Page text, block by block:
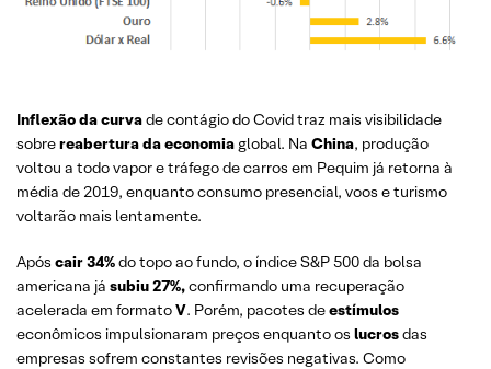
Inflexão da curvade contágio do Covid traz mais visibilidade
sobrereabertura da economia global. Na China, produção
voltou a todo vapor e tráfego de carros em Pequim já retorna à
média de 2019, enquanto consumo presencial, voos e turismo
voltarão mais lentamente.
Após cair34%do topo ao fundo, o índice S&P 500 da bolsa
americana já subiu27%,confirmando uma recuperação
acelerada em formatoV. Porém, pacotes deestímulos
econômicos impulsionaram preços enquanto os lucrosdas
empresas sofrem constantes revisões negativas. Como